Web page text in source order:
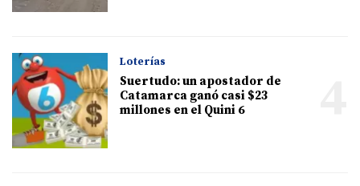
Loterías
Suertudo: un apostador de
Catamarca ganó casi $23
millones en el Quini 6